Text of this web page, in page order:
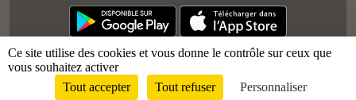
Envie de participer ? Connexion
Ce site utilise des cookies et vous donne le contrôle sur ceux que
vous souhaitez activer
Tout accepter
Tout refuser Personnaliser